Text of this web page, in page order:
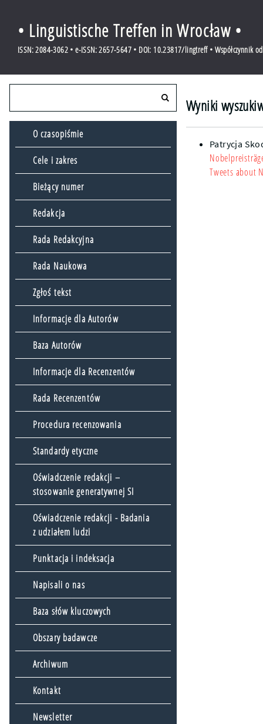
• Linguistische Treffen in Wrocław •
ISSN: 2084-3062 • e-ISSN: 2657-5647 • DOI: 10.23817/lingtreff • Współczynnik
O czasopiśmie
Cele i zakres
Bieżący numer
Redakcja
Rada Redakcyjna
Rada Naukowa
Zgłoś tekst
Informacje dla Autorów
Baza Autorów
Informacje dla Recenzentów
Rada Recenzentów
Procedura recenzowania
Standardy etyczne
Oświadczenie redakcji –
stosowanie generatywnej SI
Oświadczenie redakcji - Badania
z udziałem ludzi
Punktacja i indeksacja
Napisali o nas
Baza słów kluczowych
Obszary badawcze
Archiwum
Kontakt
Newsletter
Wyniki
Patrycja
Tweets about